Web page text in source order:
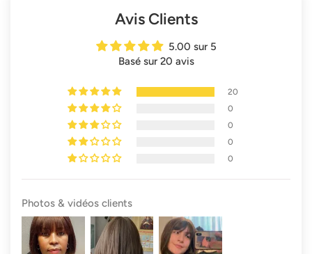
Avis Clients
5.00 sur 5
Basé sur 20 avis
20
0
0
0
0
Photos & vidéos clients